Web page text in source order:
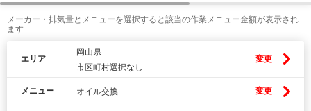
メーカー・排気量とメニューを選択すると該当の作業メニュー金額が表示され
ます
エリア
岡山県
市区町村選択なし
変更
メニュー オイル交換 変更